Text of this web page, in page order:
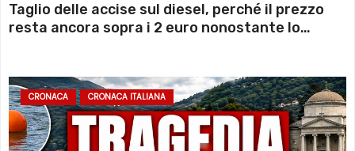
Taglio delle accise sul diesel, perché il prezzo
resta ancora sopra i 2 euro nonostante lo
CRONACA CRONACA ITALIANA